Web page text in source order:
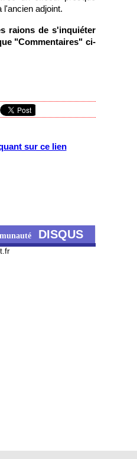
l'ancien adjoint.
raions de s'inquiéter
"Commentaires" ci-
sur ce lien
DISQUS